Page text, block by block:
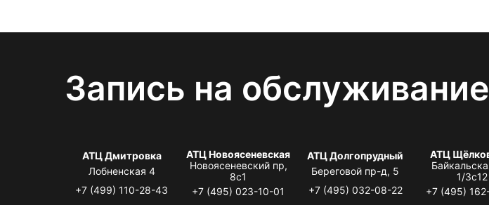
Запись на
АТЦ Дмитровка
Лобненская 4
+7 (499) 110-28-43
АТЦ Новоясеневская
Новоясеневский пр,
8с1
+7 (495) 023-10-01
АТЦ Долгопрудный
Береговой пр-д, 5
+7 (495) 032-08-22
АТЦ
1/3с12
+7 (495)